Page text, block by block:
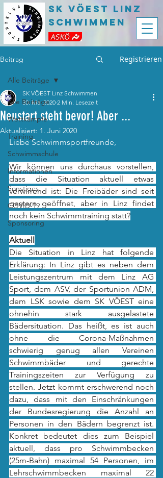
SK VÖEST LInz
Schwimmen
Beitrag Registrieren
Alle Beiträge
Wettkämpfe
Training
Schwimmschule
Informationen
Sonstiges
COVID-19
Sponsoring
Alle Beiträge
Neustart steht bevor! Aber ...
SK VÖEST Linz Schwimmen
30. Mai 2020 2 Min. Lesezeit
Aktualisiert: 1. Juni 2020
Liebe Schwimmsportfreunde,
Wir können uns durchaus vorstellen,
dass die Situation aktuell etwas
verwirrend ist: Die Freibäder sind seit
gestern geöffnet, aber in Linz findet
noch kein Schwimmtraining statt?
Aktuell
Die Situation in Linz hat folgende
Erklärung: In Linz gibt es neben dem
Leistungszentrum mit dem Linz AG
Sport, dem ASV, der Sportunion ADM,
dem LSK sowie dem SK VÖEST eine
ohnehin stark ausgelastete
Bädersituation. Das heißt, es ist auch
ohne die Corona-Maßnahmen
schwierig genug allen Vereinen
Schwimmbäder und gerechte
Trainingszeiten zur Verfügung zu
stellen. Jetzt kommt erschwerend noch
dazu, dass mit den Einschränkungen
der Bundesregierung die Anzahl an
Personen in den Bädern begrenzt ist.
Konkret bedeutet dies zum Beispiel
aktuell, dass pro Schwimmbecken
(25m-Bahn) maximal 54 Personen, im
Lehrschwimmbecken maximal 22